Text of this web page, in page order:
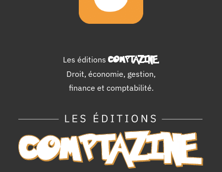
Les éditions COMPTAZINE.
Droit, économie, gestion,
finance et comptabilité.